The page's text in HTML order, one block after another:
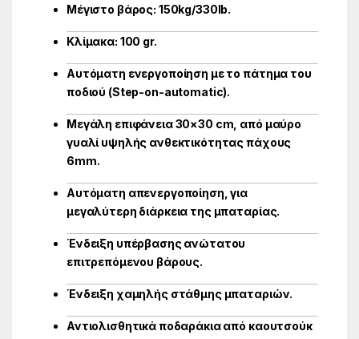
Μέγιστο βάρος: 150kg/330lb.
Κλίμακα: 100 gr.
Αυτόματη ενεργοποίηση με το πάτημα του
ποδιού (Step-on-automatic).
Μεγάλη επιφάνεια 30×30 cm, από μαύρο
γυαλί υψηλής ανθεκτικότητας πάχους
6mm.
Αυτόματη απενεργοποίηση, για
μεγαλύτερη διάρκεια της μπαταρίας.
Ένδειξη υπέρβασης ανώτατου
επιτρεπόμενου βάρους.
Ένδειξη χαμηλής στάθμης μπαταριών.
Αντιολισθητικά ποδαράκια από καουτσούκ